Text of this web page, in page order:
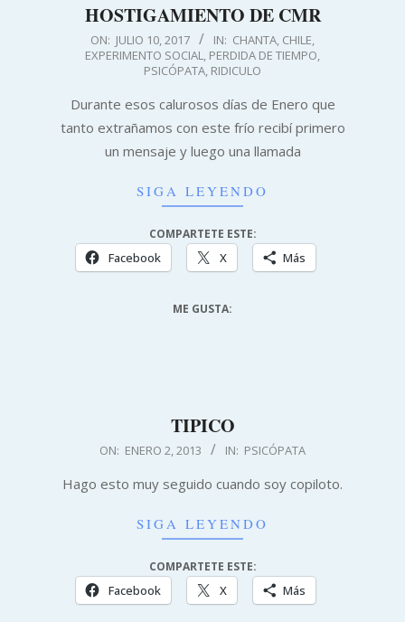
HOSTIGAMIENTO DE CMR
ON: JULIO 10, 2017 IN: CHANTA, CHILE,
EXPERIMENTO SOCIAL, PERDIDA DE TIEMPO,
PSICÓPATA, RIDICULO
Durante esos calurosos días de Enero que
tanto extrañamos con este frío recibí primero
un mensaje y luego una llamada
SIGA LEYENDO
COMPARTETE ESTE:
Facebook X Más
ME GUSTA:
TIPICO
02
ON: ENERO 2, 2013 IN: PSICÓPATA
Hago esto muy seguido cuando soy copiloto.
SIGA LEYENDO
COMPARTETE ESTE:
Facebook X Más